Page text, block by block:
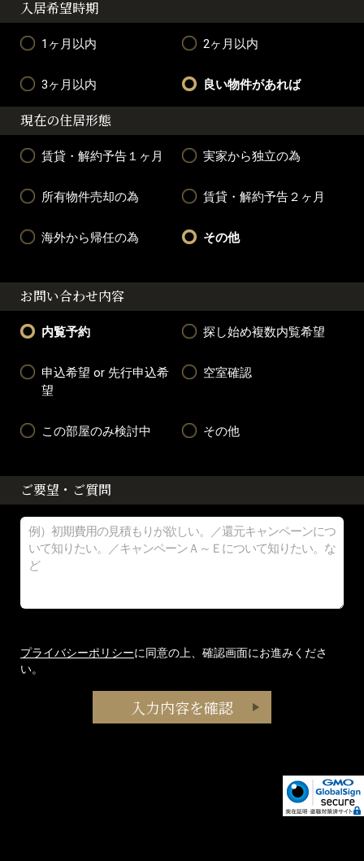
入居希望時期
1ヶ月以内 2ヶ月以内
3ヶ月以内 良い物件があれば
現在の住居形態
賃貸・解約予告１ヶ月 実家から独立の為
所有物件売却の為 賃貸・解約予告２ヶ月
海外から帰任の為 その他
お問い合わせ内容
内覧予約 探し始め複数内覧希望
申込希望 or 先行申込希
望
空室確認
この部屋のみ検討中 その他
ご要望・ご質問
プライバシーポリシーに同意の上、確認画面にお進みくださ
い。